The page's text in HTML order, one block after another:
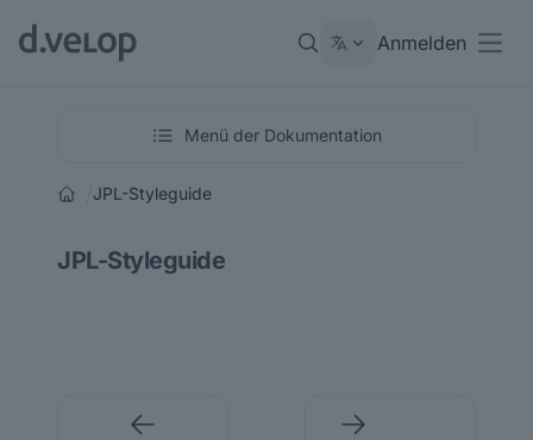
Anmelden
Menü der Dokumentation
JPL-Styleguide
JPL-Styleguide